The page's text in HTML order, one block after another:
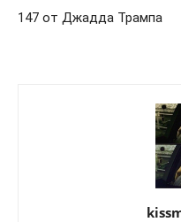
147 от Джадда Трампа